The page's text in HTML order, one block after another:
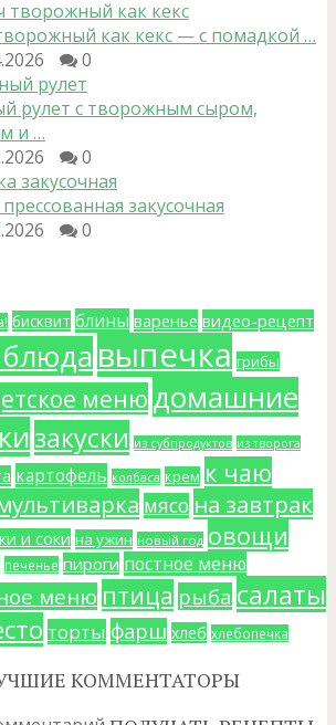
как кекс — с помадкой …
0
рулет с творожным сыром,
и …
0
закусочная
0
бисквит блины варенье видео-рецепт
выпечка грибы
меню домашние
закуски из субпродуктов из творога
картофель колбаса крем к чаю
мясо на завтрак
и соки на ужин новый год овощи
печенье пироги постное меню
меню птица рыба салаты
торты фарш хлеб хлебопечка
КОММЕНТАТОРЫ